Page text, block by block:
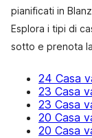
pianificati in
Esplora i tipi di
sotto e prenota
24 Casa
23 Casa
23 Casa
20 Casa
20 Casa